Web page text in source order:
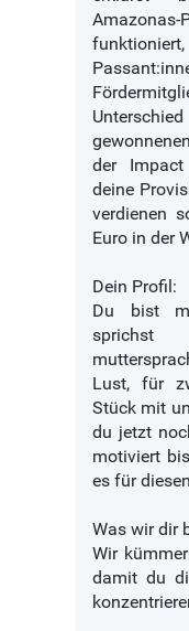
der
deine
verdienen
Euro in der
Dein Profil:
Du bist
Lust, für
Stück mit
du jetzt
motiviert
es für
Was wir dir
Wir
damit du